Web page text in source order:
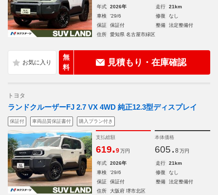
年式 2026年 走行
21km
車検
'29/6 修復
なし
保証
保証付 整備
法定整備付
住所
愛知県 名古屋市緑区
無
料
見積もり・在庫確認
トヨタ
ランドクルーザーFJ 2.7 VX 4WD 純正12.3型ディスプレイ
保証付 車両品質保証書付 購入プラン付き
支払総額
619.9 万円
本体価格
605. 8 万円
年式 2026年 走行
21km
車検
'29/6 修復
なし
保証
保証付 整備
法定整備付
住所
大阪府 堺市北区